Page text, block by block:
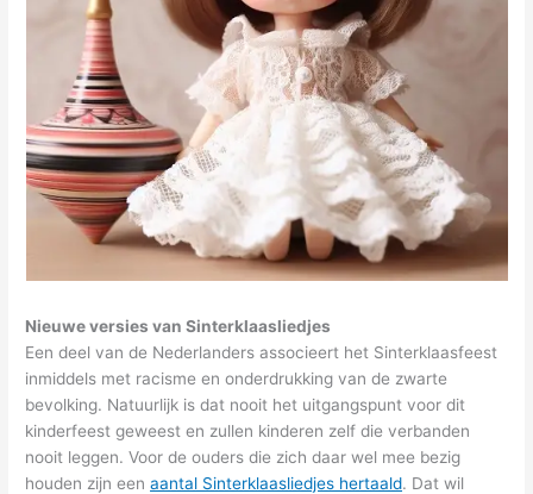
Nieuwe versies van Sinterklaasliedjes
Een deel van de Nederlanders associeert het Sinterklaasfeest
inmiddels met racisme en onderdrukking van de zwarte
bevolking. Natuurlijk is dat nooit het uitgangspunt voor dit
kinderfeest geweest en zullen kinderen zelf die verbanden
nooit leggen. Voor de ouders die zich daar wel mee bezig
houden zijn eenaantal Sinterklaasliedjes hertaald. Dat wil